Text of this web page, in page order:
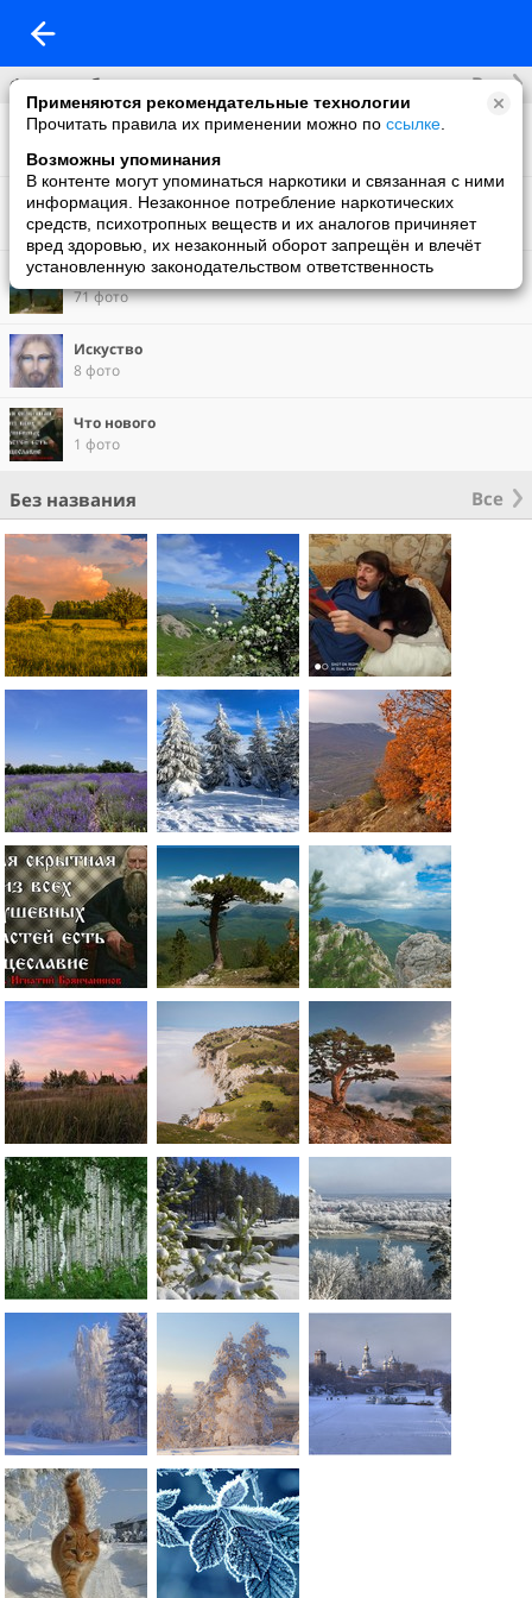
Применяются рекомендательные технологии
Прочитать правила их применении можно по ссылке
Возможны упоминания
В контенте могут упоминаться наркотики и связанная с ними
информация. Незаконное потребление наркотических
средств, психотропных веществ и их аналогов причиняет
вред здоровью, их незаконный оборот запрещён и влечёт
установленную законодательством ответственность
Фотоальбомы Все
Фото со мной
Фон на обложку
23 фото
Времена года
71 фото
Искуство
8 фото
Что нового
1 фото
Без названия Все